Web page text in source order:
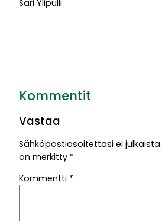
Sari Ylipulli
Kommentit
Vastaa
Sähköpostiosoitettasi ei julkaista.
on merkitty *
Kommentti *